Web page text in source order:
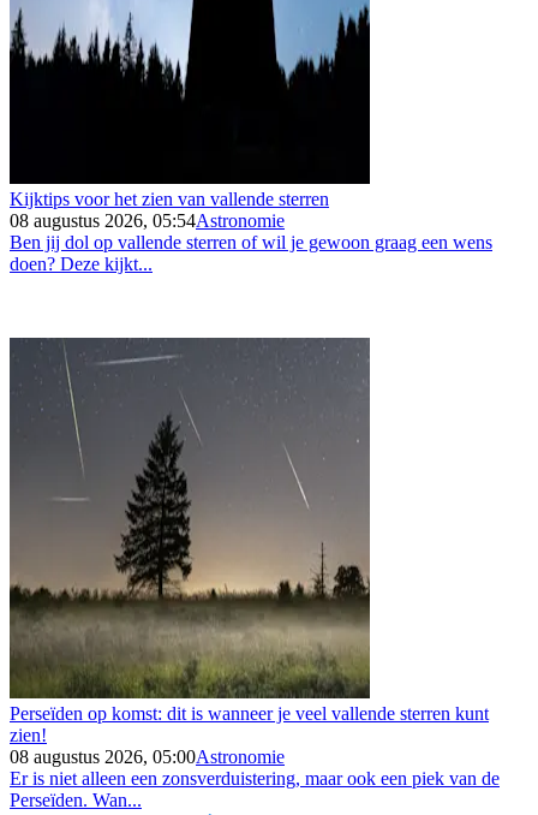
Kijktips voor het zien van vallende sterren
08 augustus 2026, 05:54Astronomie
Ben jij dol op vallende sterren of wil je gewoon graag een wens
doen? Deze kijkt...
Perseïden op komst: dit is wanneer je veel vallende sterren kunt
zien!
08 augustus 2026, 05:00Astronomie
Er is niet alleen een zonsverduistering, maar ook een piek van de
Perseïden. Wan...